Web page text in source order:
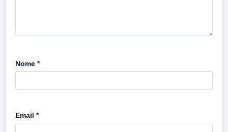
Nome *
Email *